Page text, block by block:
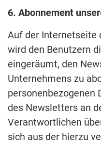
6. Abonnement
Auf der Internetseite
wird den Benutzern
eingeräumt, den
Unternehmens zu
personenbezogenen
des Newsletters an
Verantwortlichen
sich aus der hierzu